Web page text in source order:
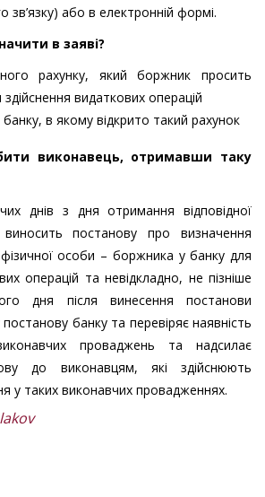
або в електронній формі.
в заяві?
рахунку, який боржник просить
видаткових операцій
в якому відкрито такий рахунок
виконавець, отримавши таку
днів з дня отримання відповідної
постанову про визначення
особи – боржника у банку для
операцій та невідкладно, не пізніше
дня після винесення постанови
постанову банку та перевіряє наявність
проваджень та надсилає
до виконавцям, які здійснюють
у таких виконавчих провадженнях.